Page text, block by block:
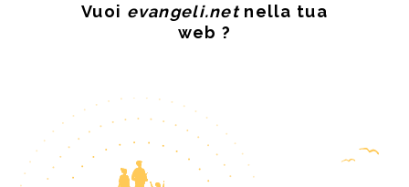
Vuoi evangeli.netnella tua
web ?